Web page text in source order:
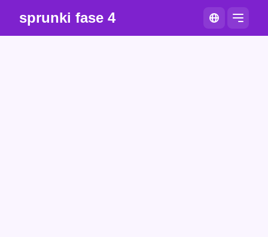
sprunki fase 4